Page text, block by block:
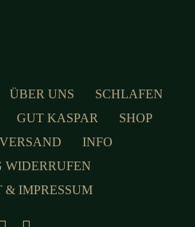
ÜBER UNS
SCHLAFEN
GUT KASPAR
SHOP
INFO
WIDERRUFEN
IMPRESSUM